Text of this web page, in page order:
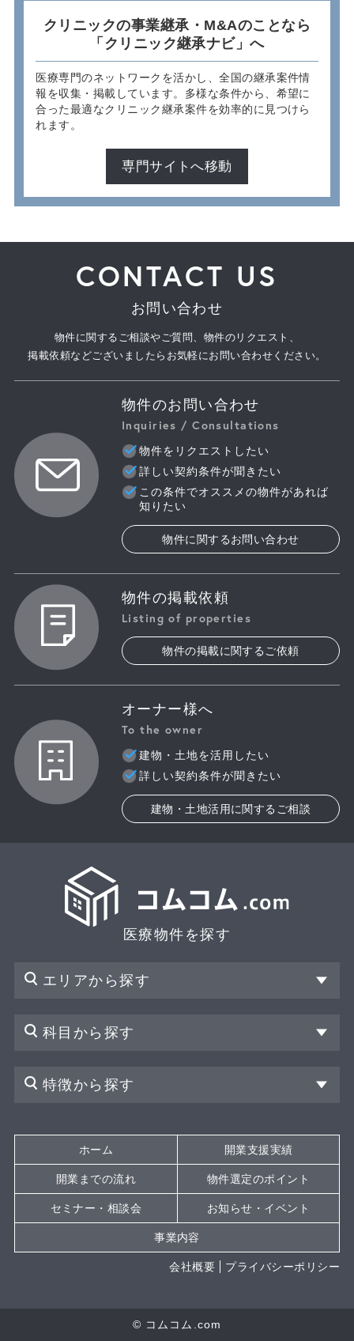
クリニックの事業継承・M&Aのことなら
「クリニック継承ナビ」へ
医療専門のネットワークを活かし、全国の継承案件情
報を収集・掲載しています。多様な条件から、希望に
合った最適なクリニック継承案件を効率的に見つけら
れます。
専門サイトへ移動
CONTACT US
お問い合わせ
物件に関するご相談やご質問、物件のリクエスト、
掲載依頼などございましたらお気軽にお問い合わせください。
物件のお問い合わせ
Inquiries / Consultations
物件をリクエストしたい
詳しい契約条件が聞きたい
この条件でオススメの物件があれば
知りたい
物件に関するお問い合わせ
物件の掲載依頼
Listing of properties
物件の掲載に関するご依頼
オーナー様へ
To the owner
建物・土地を活用したい
詳しい契約条件が聞きたい
建物・土地活用に関するご相談
医療物件を探す
エリアから探す
科目から探す
特徴から探す
ホーム 開業支援実績
開業までの流れ 物件選定のポイント
セミナー・相談会 お知らせ・イベント
事業内容
会社概要 プライバシーポリシー
© コムコム.com